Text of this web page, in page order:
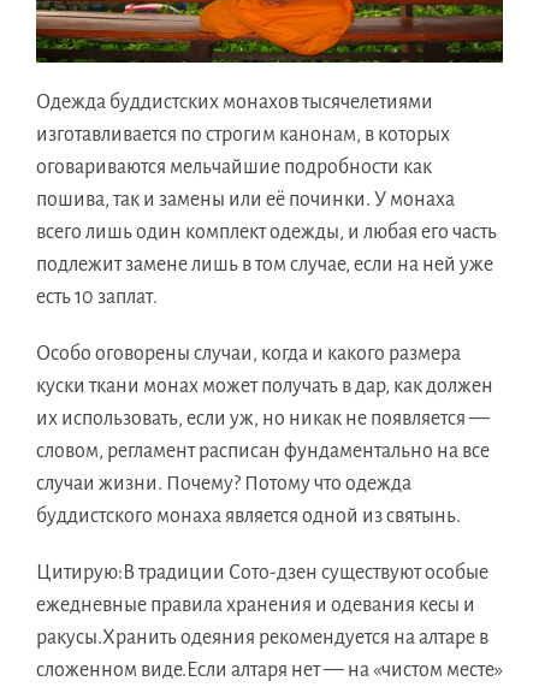
Одежда буддистских монахов тысячелетиями
изготавливается по строгим канонам, в которых
оговариваются мельчайшие подробности как
пошива, так и замены или её починки. У монаха
всего лишь один комплект одежды, и любая его часть
подлежит замене лишь в том случае, если на ней уже
есть 10 заплат.
Особо оговорены случаи, когда и какого размера
куски ткани монах может получать в дар, как должен
их использовать, если уж, но никак не появляется —
словом, регламент расписан фундаментально на все
случаи жизни. Почему? Потому что одежда
буддистского монаха является одной из святынь.
Цитирую:В традиции Сото-дзен существуют особые
ежедневные правила хранения и одевания кесы и
ракусы.Хранить одеяния рекомендуется на алтаре в
сложенном виде.Если алтаря нет — на «чистом месте»